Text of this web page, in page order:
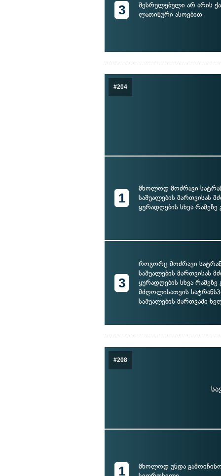
3
შესრულებული არ არის
ლათინური ასოებით
#204
1
მხოლოდ მოძრავი
საშუალების მართვისას
ყურადღების სხვა რამეზე
3
როგორც მოძრავი
საშუალების მართვისას
ყურადღების სხვა რამეზე
მძღოლისათვის
საშუალების მართვაში
#208
1
მხოლოდ უნდა